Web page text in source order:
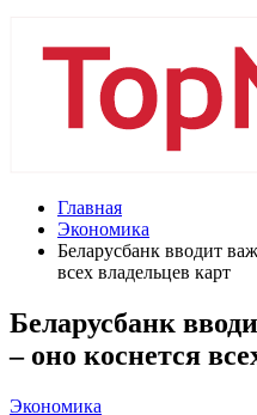
Главная
Экономика
Беларусбанк вводит
всех владельцев карт
Беларусбанк
– оно коснется
Экономика